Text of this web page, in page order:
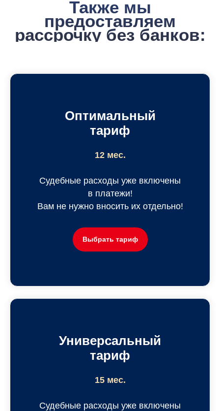
Оптимальный
тариф
12 мес.
Судебные расходы уже включены
в платежи!
Вам не нужно вносить их отдельно!
Выбрать тариф
Универсальный
тариф
15 мес.
Судебные расходы уже включены
Частые вопросы